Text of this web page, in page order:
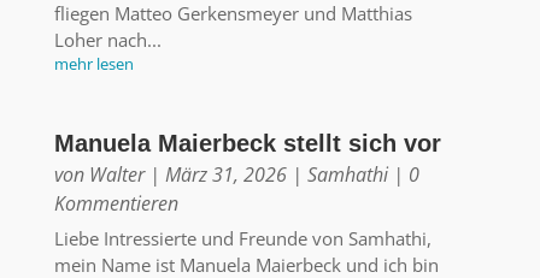
fliegen Matteo Gerkensmeyer und Matthias
Loher nach...
mehr lesen
Manuela Maierbeck stellt sich vor
von Walter| März 31, 2026| Samhathi| 0
Kommentieren
Liebe Intressierte und Freunde von Samhathi,
mein Name ist Manuela Maierbeck und ich bin